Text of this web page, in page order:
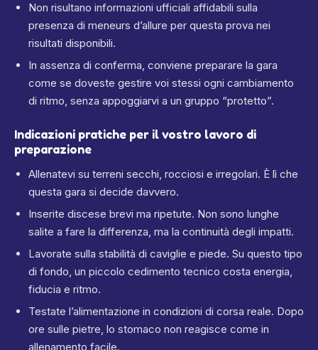
Non risultano informazioni ufficiali affidabili sulla
presenza di meneurs d’allure per questa prova nei
risultati disponibili.
In assenza di conferma, conviene preparare la gara
come se doveste gestire voi stessi ogni cambiamento
di ritmo, senza appoggiarvi a un gruppo “protetto”.
Indicazioni pratiche per il vostro lavoro di
preparazione
Allenatevi su terreni secchi, rocciosi e irregolari. È lì che
questa gara si decide davvero.
Inserite discese brevi ma ripetute. Non sono lunghe
salite a fare la differenza, ma la continuità degli impatti.
Lavorate sulla stabilità di caviglie e piede. Su questo tipo
di fondo, un piccolo cedimento tecnico costa energia,
fiducia e ritmo.
Testate l’alimentazione in condizioni di corsa reale. Dopo
ore sulle pietre, lo stomaco non reagisce come in
allenamento facile.